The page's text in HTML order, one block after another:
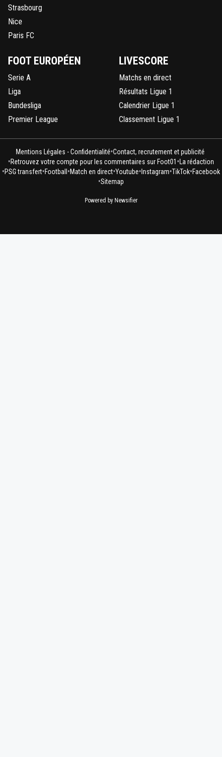
Strasbourg
Nice
Paris FC
FOOT EUROPÉEN
Serie A
Liga
Bundesliga
Premier League
LIVESCORE
Matchs en direct
Résultats Ligue 1
Calendrier Ligue 1
Classement Ligue 1
Mentions Légales - Confidentialité•Contact, recrutement et publicité
•Retrouvez votre compte pour les commentaires sur Foot01 •La rédaction
•PSG transfert•Football•Match en direct•Youtube•Instagram•TikTok•Facebook
•Sitemap
Powered by Newsifier